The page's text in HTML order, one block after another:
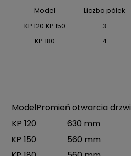
Model Liczba półek
KP 120 KP 150
3
KP 180
4
ModelPromień otwarcia drzwi
KP 120
630 mm
KP 150
560 mm